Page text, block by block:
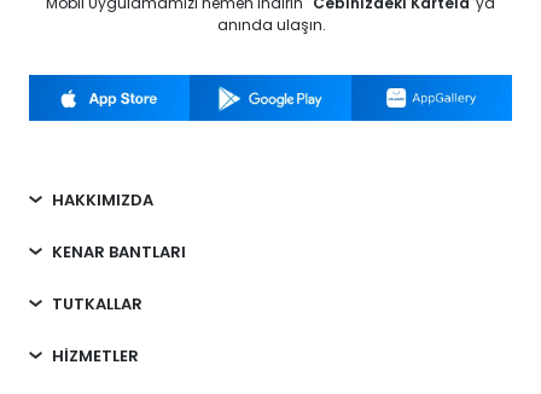
anında ulaşın.
HAKKIMIZDA
KENAR BANTLARI
TUTKALLAR
HİZMETLER